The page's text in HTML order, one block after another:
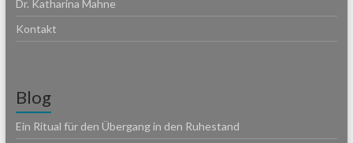
Dr. Katharina Mahne
Kontakt
Blog
Ein Ritual für den Übergang in den Ruhestand